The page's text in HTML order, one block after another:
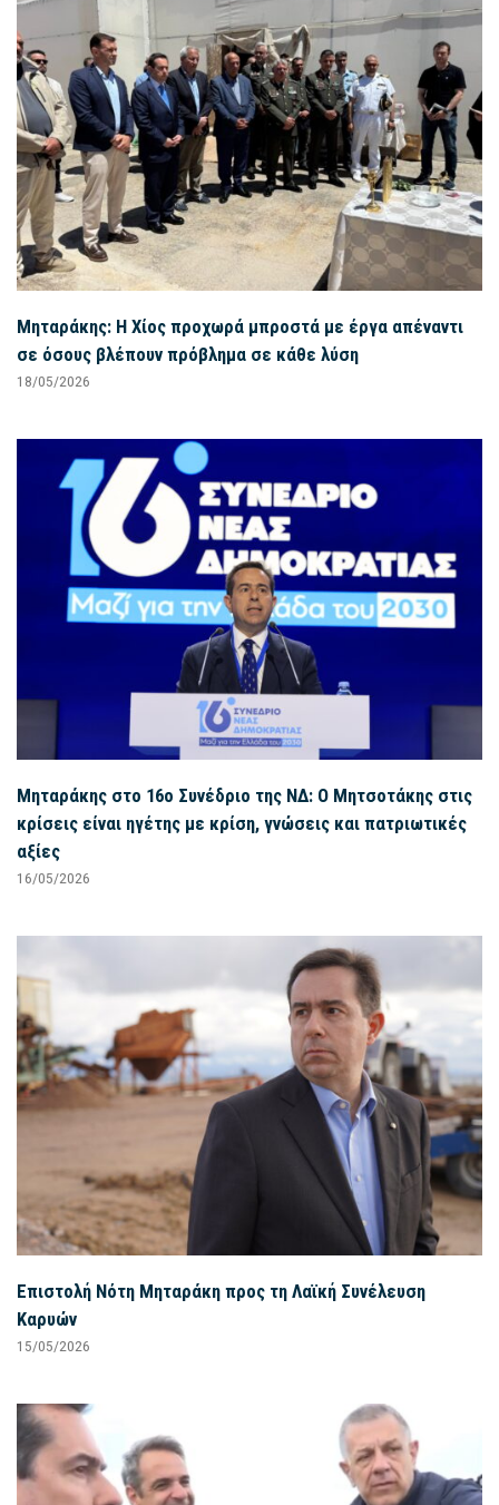
Μηταράκης: Η Χίος προχωρά μπροστά με έργα απέναντι
σε όσους βλέπουν πρόβλημα σε κάθε λύση
18/05/2026
Μηταράκης στο 16ο Συνέδριο της ΝΔ: Ο Μητσοτάκης στις
κρίσεις είναι ηγέτης με κρίση, γνώσεις και πατριωτικές
αξίες
16/05/2026
Επιστολή Νότη Μηταράκη προς τη Λαϊκή Συνέλευση
Καρυών
15/05/2026